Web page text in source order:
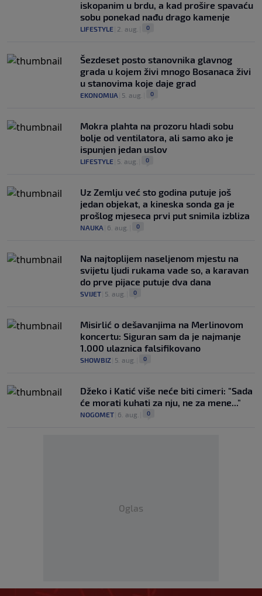
iskopanim u brdu, a kad prošire spavaću
sobu ponekad nađu drago kamenje
LIFESTYLE 2. aug. 0
Šezdeset posto stanovnika glavnog
grada u kojem živi mnogo Bosanaca živi
u stanovima koje daje grad
EKONOMIJA 5. aug. 0
Mokra plahta na prozoru hladi sobu
bolje od ventilatora, ali samo ako je
ispunjen jedan uslov
LIFESTYLE 5. aug. 0
Uz Zemlju već sto godina putuje još
jedan objekat, a kineska sonda ga je
prošlog mjeseca prvi put snimila izbliza
NAUKA 6. aug. 0
Na najtoplijem naseljenom mjestu na
svijetu ljudi rukama vade so, a karavan
do prve pijace putuje dva dana
SVIJET 5. aug. 0
Misirlić o dešavanjima na Merlinovom
koncertu: Siguran sam da je najmanje
1.000 ulaznica falsifikovano
SHOWBIZ 5. aug. 0
Džeko i Katić više neće biti cimeri: "Sada
će morati kuhati za nju, ne za mene..."
NOGOMET 6. aug. 0
Oglas